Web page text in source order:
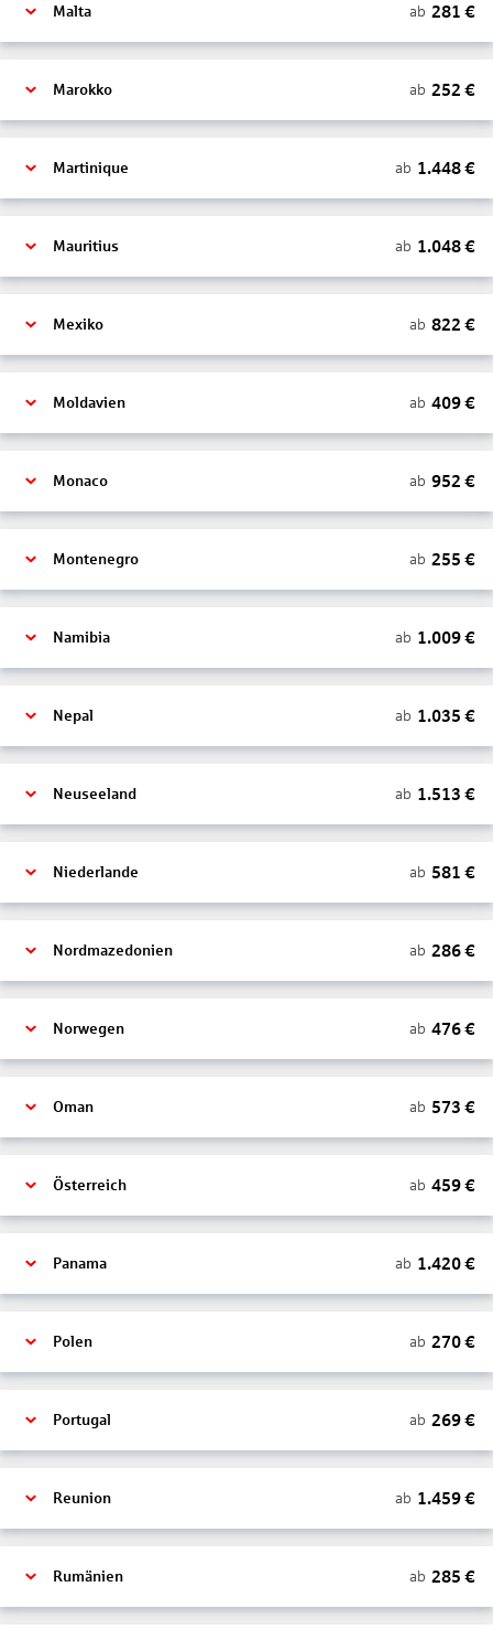
Malta ab 281 €
Marokko ab 252 €
Martinique ab 1.448€
Mauritius ab 1.048€
Mexiko ab 822 €
Moldavien ab 409€
Monaco ab 952 €
Montenegro ab 255 €
Namibia ab 1.009€
Nepal ab 1.035 €
Neuseeland ab 1.513 €
Niederlande ab 581 €
Nordmazedonien ab 286€
Norwegen ab 476€
Oman ab 573 €
Österreich ab 459€
Panama ab 1.420€
Polen ab 270€
Portugal ab 269€
Reunion ab 1.459€
Rumänien ab 285 €